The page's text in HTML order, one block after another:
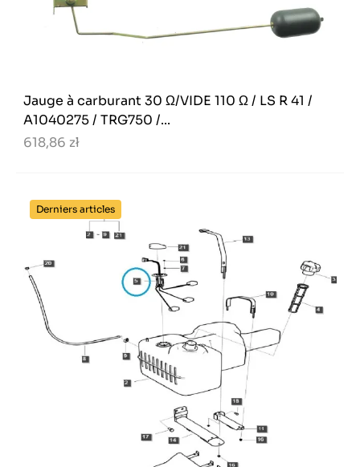
Jauge à carburant 30 Ω/VIDE 110 Ω / LS R 41 /
A1040275 / TRG750 /...
618,86 zł
Derniers articles